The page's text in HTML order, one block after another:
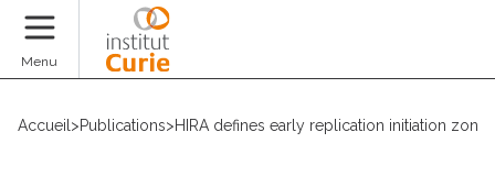
Menu
Accueil >Publications>HIRA defines early replication initiation